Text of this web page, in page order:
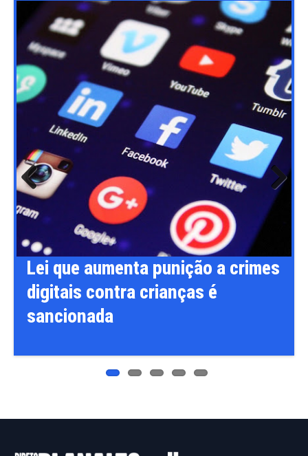
Lei que aumenta punição a crimes
digitais contra crianças é
sancionada
Previ
ous
Next